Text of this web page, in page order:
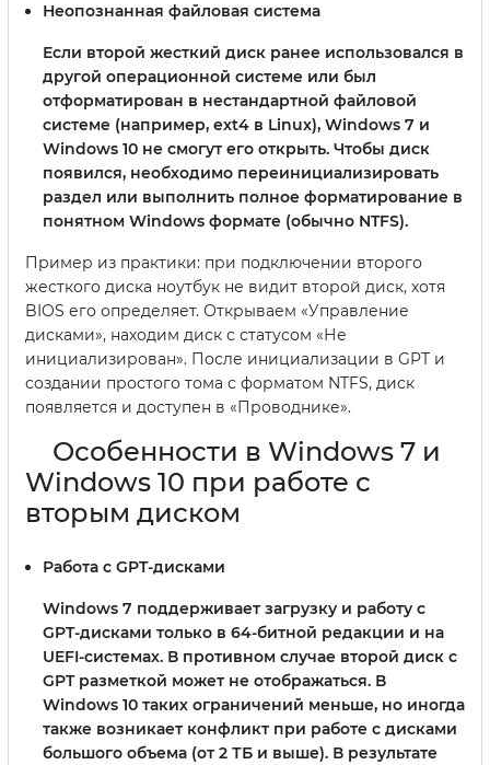
Неопознанная файловая система
Если второй жесткий диск ранее использовался в
другой операционной системе или был
отформатирован в нестандартной файловой
системе (например, ext4 в Linux), Windows 7 и
Windows 10 не смогут его открыть. Чтобы диск
появился, необходимо переинициализировать
раздел или выполнить полное форматирование в
понятном Windows формате (обычно NTFS).
Пример из практики: при подключении второго
жесткого диска ноутбук не видит второй диск, хотя
BIOS его определяет. Открываем «Управление
дисками», находим диск с статусом «Не
инициализирован». После инициализации в GPT и
создании простого тома с форматом NTFS, диск
появляется и доступен в «Проводнике».
Особенности в Windows 7 и
Windows 10 при работе с
вторым диском
Работа с GPT-дисками
Windows 7 поддерживает загрузку и работу с
GPT-дисками только в 64-битной редакции и на
UEFI-системах. В противном случае второй диск с
GPT разметкой может не отображаться. В
Windows 10 таких ограничений меньше, но иногда
также возникает конфликт при работе с дисками
большого объема (от 2 ТБ и выше). В результате